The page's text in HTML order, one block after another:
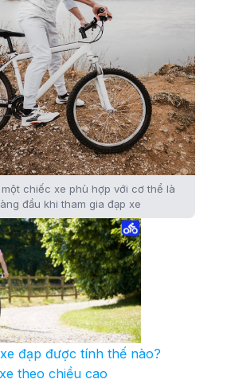
chiếc xe phù hợp với cơ thể là
đầu khi tham gia đạp xe
đạp được tính thế nào?
theo chiều cao